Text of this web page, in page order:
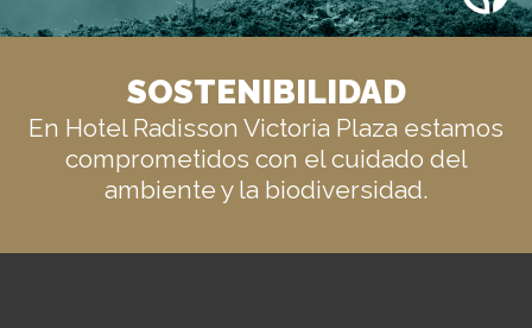
SOSTENIBILIDAD
En Hotel Radisson Victoria Plaza estamos
comprometidos con el cuidado del
ambiente y la biodiversidad.